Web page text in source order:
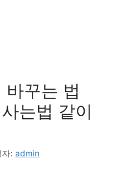
바꾸는 법
는법 같이
자: admin